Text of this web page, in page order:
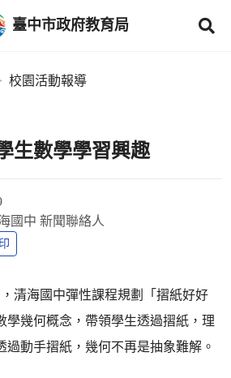
臺中市政府教育局
校園活動報導
生數學學習興趣
國中 新聞聯絡人
清海國中彈性課程規劃「摺紙好好
學幾何概念，帶領學生透過摺紙，理
過動手摺紙，幾何不再是抽象難解。